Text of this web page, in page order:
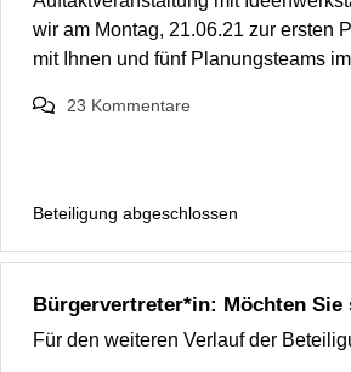
wir am Montag, 21.06.21 zur ersten
mit Ihnen und fünf Planungsteams
23 Kommentare
Beteiligung abgeschlossen
Bürgervertreter*in: Möchten Sie
Für den weiteren Verlauf der